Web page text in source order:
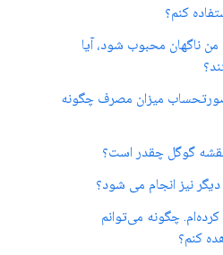
کنم؟
ناگهان محبوب شود، آیا
میزان مصرف چگونه
نقشه گوگل چقدر است؟
دیگر نیز انجام می شود؟
چگونه می‌توانم
کنم؟